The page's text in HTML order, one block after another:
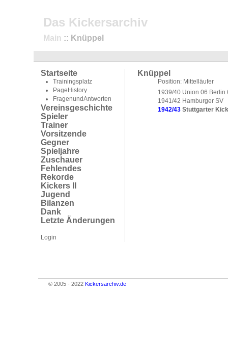
Das Kickersarchiv
Main :: Knüppel
Startseite
Trainingsplatz
PageHistory
FragenundAntworten
Vereinsgeschichte
Spieler
Trainer
Vorsitzende
Gegner
Spieljahre
Zuschauer
Fehlendes
Rekorde
Kickers II
Jugend
Bilanzen
Dank
Letzte Änderungen
Login
Knüppel
Position: Mittelläufer
1939/40 Union 06 Berlin
1941/42 Hamburger SV
1942/43 Stuttgarter
© 2005 - 2022 Kickersarchiv.de